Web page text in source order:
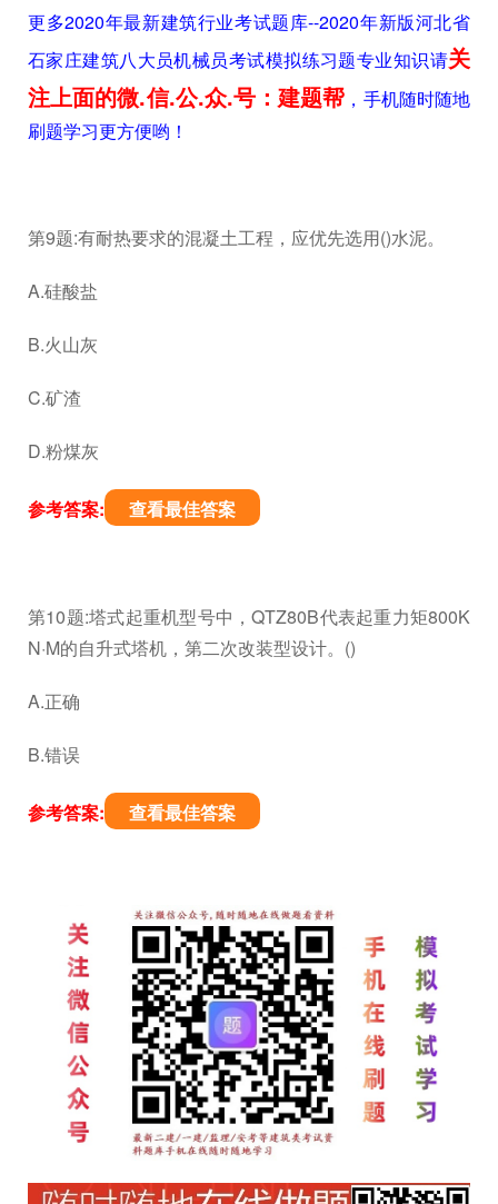
更多2020年最新建筑行业考试题库--2020年新版河北省
石家庄建筑八大员机械员考试模拟练习题专业知识请关
注上面的微.信.公.众.号：建题帮 ，手机随时随地
刷题学习更方便哟！
第9题:有耐热要求的混凝土工程，应优先选用()水泥。
A.硅酸盐
B.火山灰
C.矿渣
D.粉煤灰
参考答案: 查看最佳答案
第10题:塔式起重机型号中，QTZ80B代表起重力矩800K
N·M的自升式塔机，第二次改装型设计。()
A.正确
B.错误
参考答案: 查看最佳答案
文